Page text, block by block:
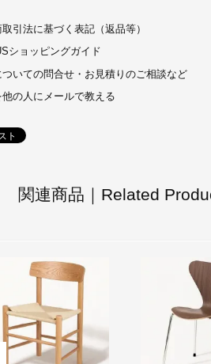
引法に基づく表記（返品等）
ショッピングガイド
ついての問合せ・お見積りのご相談など
他の人にメールで教える
関連商品｜Related